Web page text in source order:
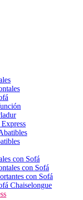
con Sofá
con Sofá
con Sofá
Chaiselongue